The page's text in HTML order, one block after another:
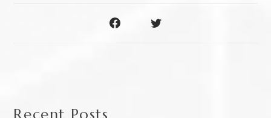
Recent Posts